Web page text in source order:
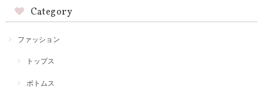
Category
ファッション
トップス
ボトムス